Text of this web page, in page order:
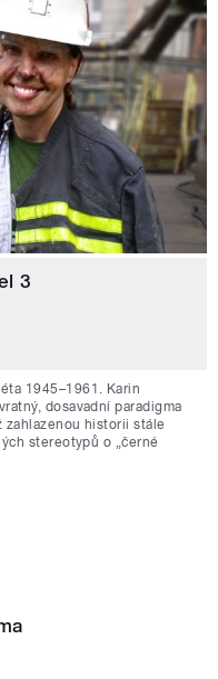
3
1945–1961. Karin
dosavadní paradigma
historii stále
stereotypů o „černé